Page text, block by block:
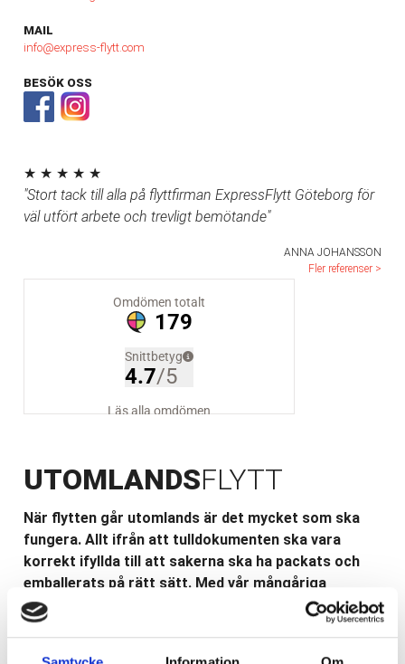
MAIL
info@express-flytt.com
BESÖK OSS
★ ★ ★ ★ ★
"Stort tack till alla på flyttfirman ExpressFlytt Göteborg för
väl utfört arbete och trevligt bemötande"
ANNA JOHANSSON
Fler referenser >
UTOMLANDSFLYTT
När flytten går utomlands är det mycket som ska
fungera. Allt ifrån att tulldokumenten ska vara
korrekt ifyllda till att sakerna ska ha packats och
emballerats på rätt sätt. Med vår mångåriga
erfarenhet inom området ser vi till att dina saker
anländer till destinationen tryggt och säkert.